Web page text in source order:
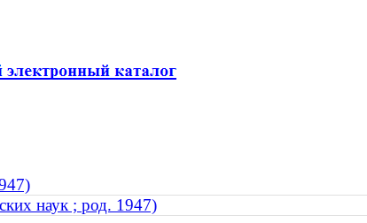
наук ; род. 1947)